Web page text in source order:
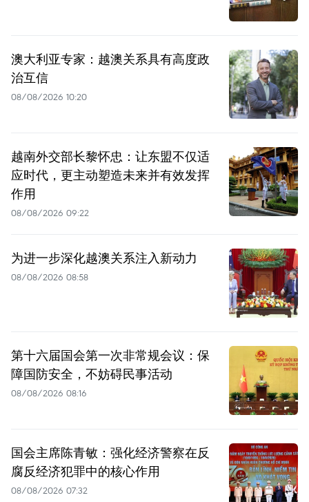
澳大利亚专家：越澳关系具有高度政
治互信
08/08/2026 10:20
越南外交部长黎怀忠：让东盟不仅适
应时代，更主动塑造未来并有效发挥
作用
08/08/2026 09:22
为进一步深化越澳关系注入新动力
08/08/2026 08:58
第十六届国会第一次非常规会议：保
障国防安全，不妨碍民事活动
08/08/2026 08:16
国会主席陈青敏：强化经济警察在反
腐反经济犯罪中的核心作用
08/08/2026 07:32